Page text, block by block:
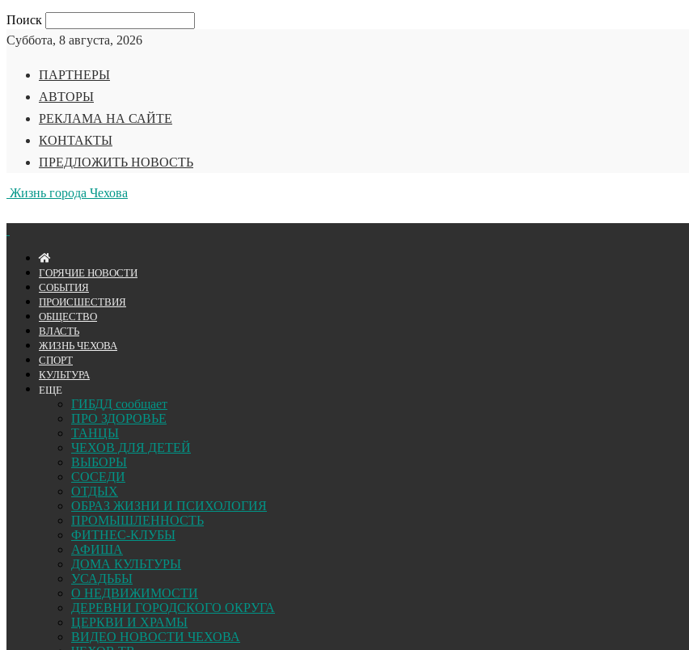
Поиск
Суббота, 8 августа, 2026
ПАРТНЕРЫ
АВТОРЫ
РЕКЛАМА НА САЙТЕ
КОНТАКТЫ
ПРЕДЛОЖИТЬ НОВОСТЬ
Жизнь города Чехова
ГОРЯЧИЕ НОВОСТИ
СОБЫТИЯ
ПРОИСШЕСТВИЯ
ОБЩЕСТВО
ВЛАСТЬ
ЖИЗНЬ ЧЕХОВА
СПОРТ
КУЛЬТУРА
ЕЩЕ
ГИБДД сообщает
ПРО ЗДОРОВЬЕ
ТАНЦЫ
ЧЕХОВ ДЛЯ ДЕТЕЙ
ВЫБОРЫ
СОСЕДИ
ОТДЫХ
ОБРАЗ ЖИЗНИ И ПСИХОЛОГИЯ
ПРОМЫШЛЕННОСТЬ
ФИТНЕС-КЛУБЫ
АФИША
ДОМА КУЛЬТУРЫ
УСАДЬБЫ
О НЕДВИЖИМОСТИ
ДЕРЕВНИ ГОРОДСКОГО ОКРУГА
ЦЕРКВИ И ХРАМЫ
ВИДЕО НОВОСТИ ЧЕХОВА